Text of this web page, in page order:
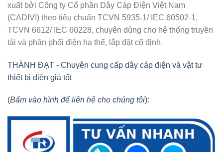
xuất bởi Công ty Cổ phần Dây Cáp Điện Việt Nam
(CADIVI) theo tiêu chuẩn TCVN 5935-1/ IEC 60502-1,
TCVN 6612/ IEC 60228, chuyên dùng cho hệ thống truyền
tải và phân phối điện hạ thế, lắp đặt cố định.
THÀNH ĐẠT - Chuyên cung cấp dây cáp điện và vật tư
thiết bị điện giá tốt
(Bấm vào hình để liên hệ cho chúng tôi):